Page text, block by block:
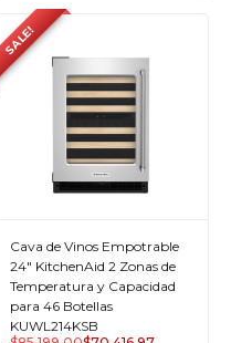
SALE!
Cava de Vinos Empotrable
24" KitchenAid 2 Zonas de
Temperatura y Capacidad
para 46 Botellas
KUWL214KSB